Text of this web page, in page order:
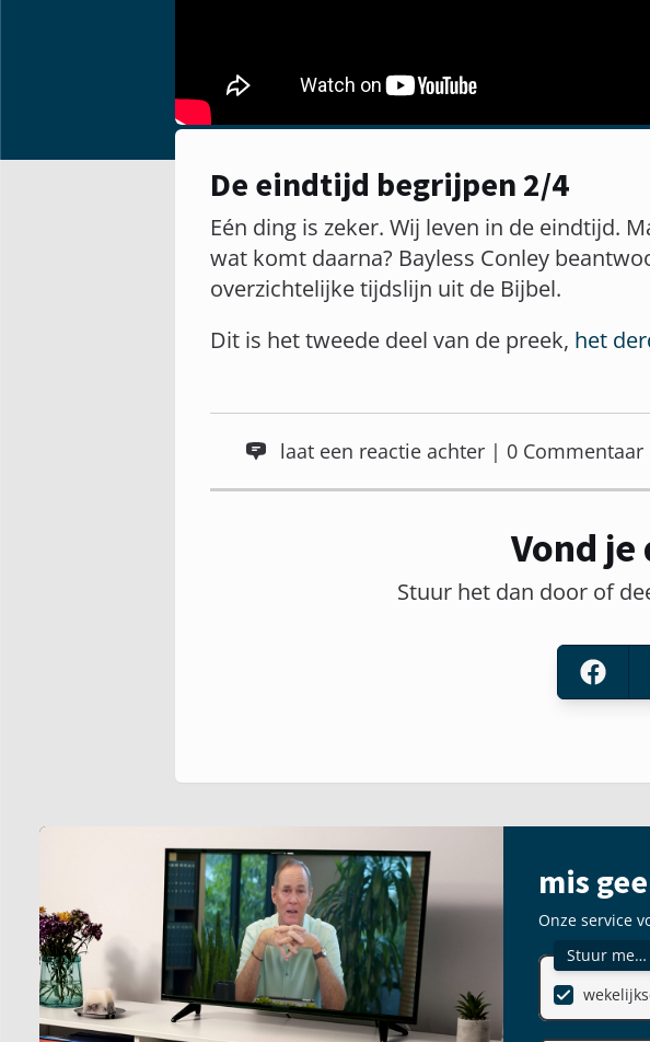
De eindtijd begrijpen 2/4
Eén ding is zeker. Wij leven in de eindtijd.
wat komt daarna? Bayless Conley
overzichtelijke tijdslijn uit de Bijbel.
Dit is het tweede deel van de preek, het
laat een reactie achter | 0 Commentaar
Vond
Stuur het dan door of
mis
Onze service
Stuur me…